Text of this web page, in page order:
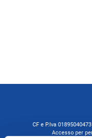
CF e P.Iva
Accesso per